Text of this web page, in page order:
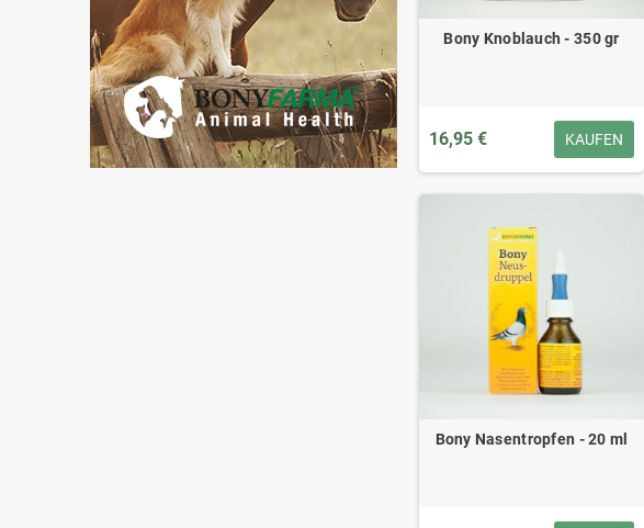
Bony Knoblauch - 350 gr
16,95 € KAUFEN
Bony Nasentropfen - 20 ml